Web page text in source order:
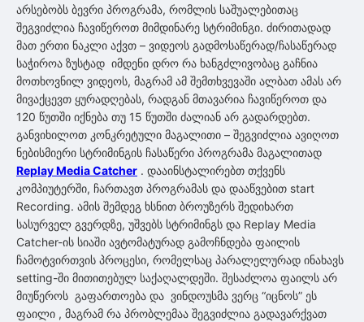
არსებობს ბევრი პროგრამა, რომლის საშუალებითაც
შეგვიძლია ჩავიწეროთ მიმდინარე სტრიმინგი. ძირითადად
მათ ერთი ნაკლი აქვთ – ვიდეოს გადმოსაწერად/ჩასაწერად
საჭიროა ზუსტად იმდენი დრო რა ხანგძლივობაც გაჩნია
მოთხოვნილ ვიდეოს, მაგრამ ამ შემთხვევაში ალბათ ამას არ
მივაქცევთ ყურადღებას, რადგან მთავარია ჩავიწეროთ და
120 წუთში იქნება თუ 15 წუთში ძალიან არ გადარდებთ.
განვიხილოთ კონკრეტული მაგალითი – შეგვიძლია ავიღოთ
ნებისმიერი სტრიმინგის ჩასაწერი პროგრამა მაგალითად
Replay Media Catcher . დააინსტალირებთ თქვენს
კომპიუტერში, ჩართავთ პროგრამას და დააწვებით start
Recording. ამის შემდეგ ხსნით ბროუზერს შედიხართ
სასურველ გვერდზე, უშვებს სტრიმინგს და Replay Media
Catcher-ის სიაში ავტომატურად გამოჩნდება ფაილის
ჩამოტვირთვის პროცესი, რომელსაც პარალელურად ინახავს
setting-ში მითითებულ საქაღალდეში. შესაძლოა ფაილს არ
მიუწეროს გაფართოება და ვინდოუსმა ვერც “იცნოს” ეს
ფაილი , მაგრამ რა პრობლემაა შეგვიძლია გადავარქვათ